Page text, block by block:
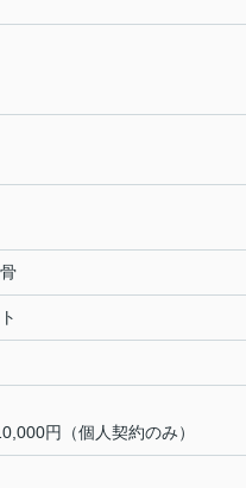
円（個人契約のみ）